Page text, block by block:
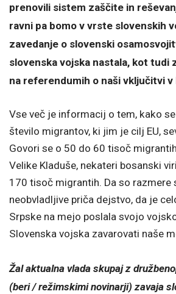
prenovili sistem zaščite in
ravni pa bomo v vrste slovenskih
zavedanje o slovenski
slovenska vojska nastala, kot tudi
na referendumih o naši vključitvi v
Vse več je informacij o tem, kako
število migrantov, ki jim je cilj EU,
Govori se o 50 do 60 tisoč
Velike Kladuše, nekateri bosanski
170 tisoč migrantih. Da so razmere
neobvladljive priča dejstvo, da je
Srpske na mejo poslala svojo
Slovenska vojska zavarovati naše
Žal aktualna vlada skupaj z
(beri / režimskimi novinarji) zavaja